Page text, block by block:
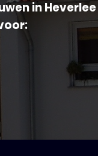
in Heverlee